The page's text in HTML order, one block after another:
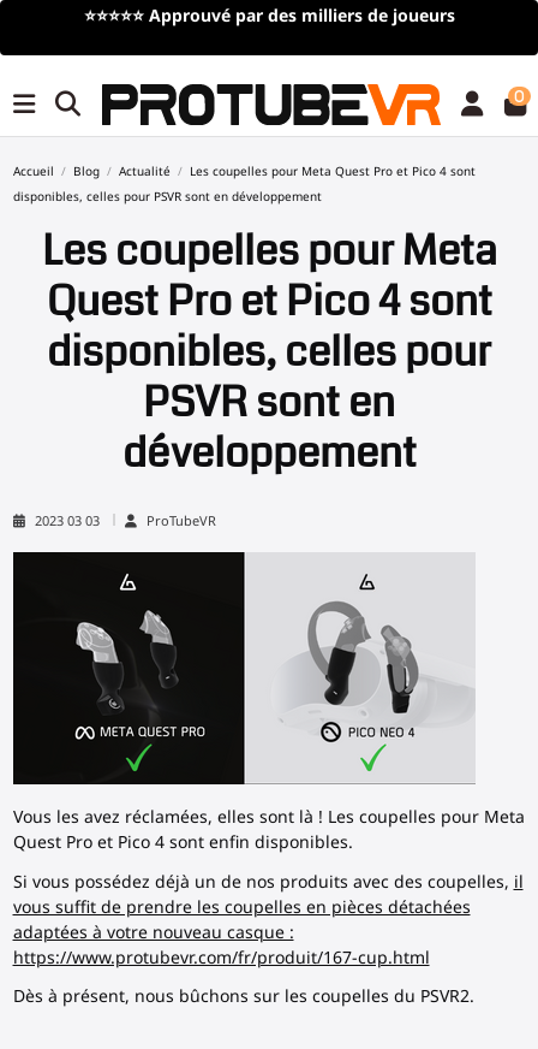
⭐⭐⭐⭐⭐ Approuvé par des milliers de joueurs
0
Accueil Blog Actualité
Les coupelles pour Meta Quest Pro et Pico 4 sont
disponibles, celles pour PSVR sont en développement
Les coupelles pour Meta
Quest Pro et Pico 4 sont
disponibles, celles pour
PSVR sont en
développement
2023 03 03 ProTubeVR
Vous les avez réclamées, elles sont là ! Les coupelles pour Meta
Quest Pro et Pico 4 sont enfin disponibles.
Si vous possédez déjà un de nos produits avec des coupelles, il
vous suffit de prendre les coupelles en pièces détachées
adaptées à votre nouveau casque :
https://www.protubevr.com/fr/produit/167-cup.html
Dès à présent, nous bûchons sur les coupelles du PSVR2.